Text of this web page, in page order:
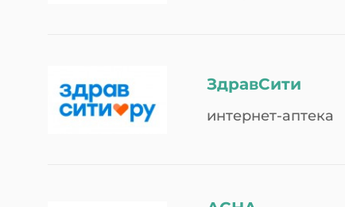
ЗдравСити
интернет-аптека